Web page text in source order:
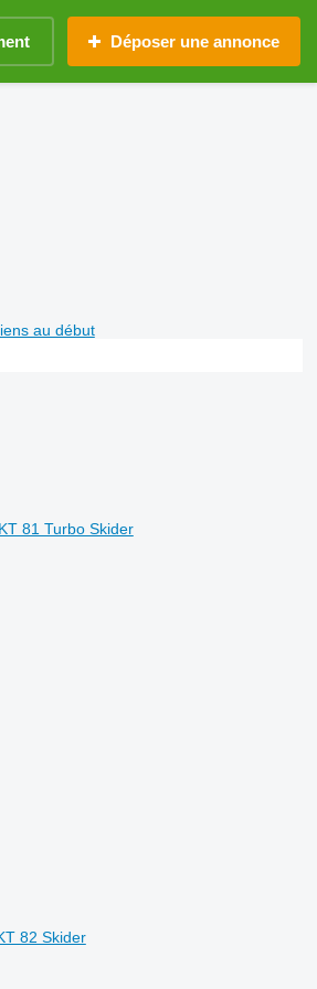
Déposer une annonce
au début
81 Turbo Skider
82 Skider